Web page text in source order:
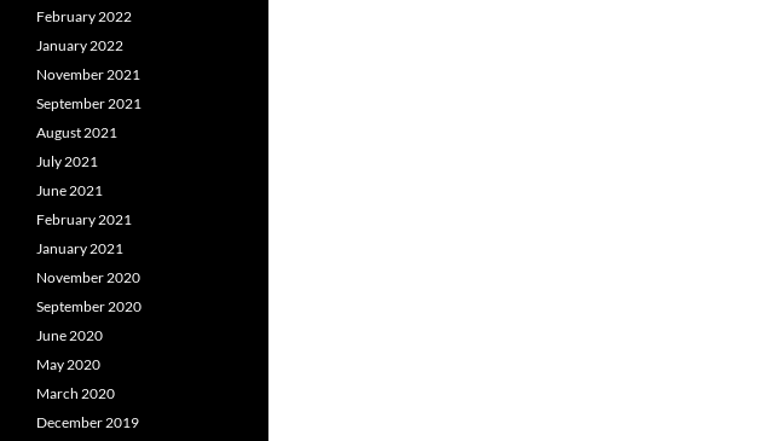
February 2022
January 2022
November 2021
September 2021
August 2021
July 2021
June 2021
February 2021
January 2021
November 2020
September 2020
June 2020
May 2020
March 2020
December 2019